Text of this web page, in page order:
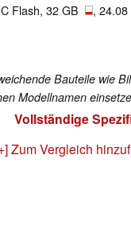
Flash, 32 GB ,
Bauteile wie
Modellnamen
Vollständige
Zum Vergleich